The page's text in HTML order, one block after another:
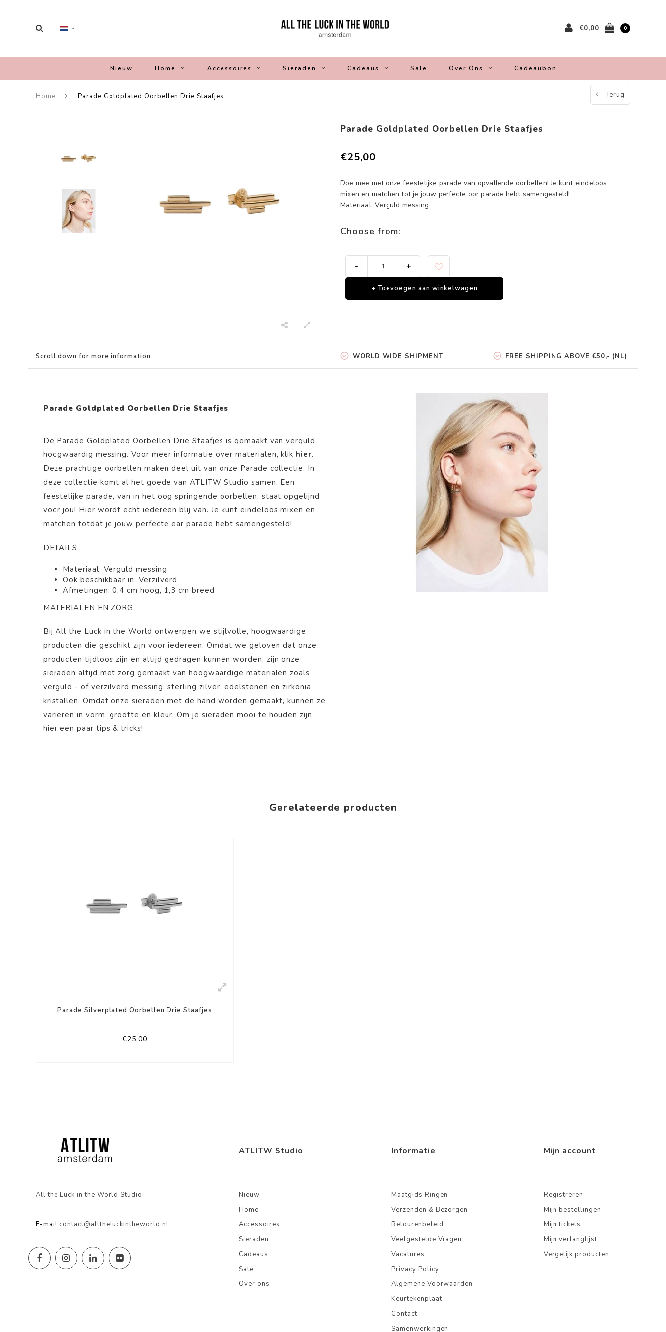
€0,00 0
Nieuw Home Accessoires Sieraden Cadeaus Sale Over Ons Cadeaubon
Home Parade Goldplated Oorbellen Drie Staafjes Terug
Parade Goldplated Oorbellen Drie Staafjes
€25,00
Doe mee met onze feestelijke parade van opvallende oorbellen! Je kunt eindeloos
mixen en matchen tot je jouw perfecte oor parade hebt samengesteld!
Materiaal: Verguld messing
Choose from:
- +
+ Toevoegen aan winkelwagen
Scroll down for more information WORLD WIDE SHIPMENT FREE SHIPPING ABOVE €50,- (NL)
Parade Goldplated Oorbellen Drie Staafjes
De Parade Goldplated Oorbellen Drie Staafjes is gemaakt van verguld
hoogwaardig messing. Voor meer informatie over materialen, klik hier.
Deze prachtige oorbellen maken deel uit van onze Parade collectie. In
deze collectie komt al het goede van ATLITW Studio samen. Een
feestelijke parade, van in het oog springende oorbellen, staat opgelijnd
voor jou! Hier wordt echt iedereen blij van. Je kunt eindeloos mixen en
matchen totdat je jouw perfecte ear parade hebt samengesteld!
DETAILS
Materiaal: Verguld messing
Ook beschikbaar in: Verzilverd
Afmetingen: 0,4 cm hoog, 1,3 cm breed
MATERIALEN EN ZORG
Bij All the Luck in the World ontwerpen we stijlvolle, hoogwaardige
producten die geschikt zijn voor iedereen. Omdat we geloven dat onze
producten tijdloos zijn en altijd gedragen kunnen worden, zijn onze
sieraden altijd met zorg gemaakt van hoogwaardige materialen zoals
verguld - of verzilverd messing, sterling zilver, edelstenen en zirkonia
kristallen. Omdat onze sieraden met de hand worden gemaakt, kunnen ze
variëren in vorm, grootte en kleur. Om je sieraden mooi te houden zijn
hier een paar tips & tricks!
Gerelateerde producten
Parade Silverplated Oorbellen Drie Staafjes
€25,00
All the Luck in the World Studio
E-mail contact@alltheluckintheworld.nl
ATLITW Studio
Nieuw
Home
Accessoires
Sieraden
Cadeaus
Sale
Over ons
Informatie
Maatgids Ringen
Verzenden & Bezorgen
Retourenbeleid
Veelgestelde Vragen
Vacatures
Privacy Policy
Algemene Voorwaarden
Keurtekenplaat
Contact
Samenwerkingen
Mijn account
Registreren
Mijn bestellingen
Mijn tickets
Mijn verlanglijst
Vergelijk producten